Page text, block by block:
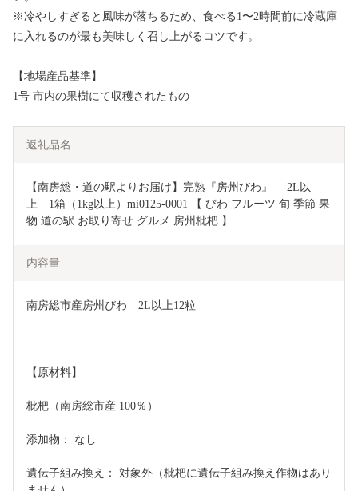
※冷やしすぎると風味が落ちるため、食べる1〜2時間前に冷蔵庫
に入れるのが最も美味しく召し上がるコツです。
【地場産品基準】
1号 市内の果樹にて収穫されたもの
返礼品名
【南房総・道の駅よりお届け】完熟『房州びわ』　 2L以
上　1箱（1kg以上）mi0125-0001 【 びわ フルーツ 旬 季節 果
物 道の駅 お取り寄せ グルメ 房州枇杷 】
内容量
南房総市産房州びわ　2L以上12粒
【原材料】
枇杷（南房総市産 100％）
添加物： なし
遺伝子組み換え： 対象外（枇杷に遺伝子組み換え作物はあり